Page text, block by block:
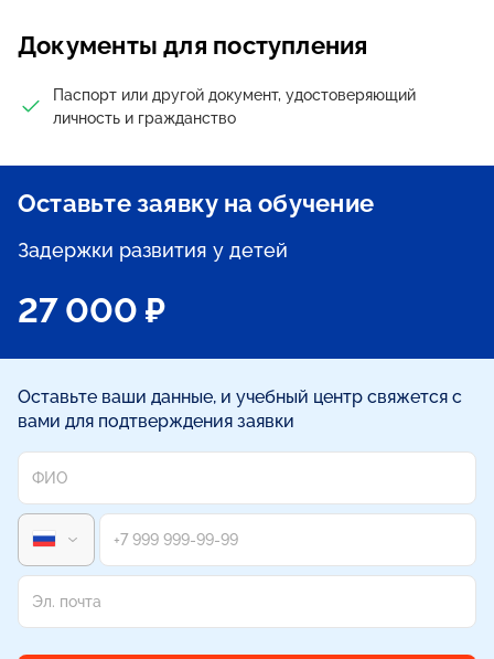
страх неопределенности и чувствовать уверенность в
задержки развития.
Документы для поступления
Паспорт или другой документ, удостоверяющий
личность и гражданство
Оставьте заявку на обучение
Задержки развития у детей
27 000 ₽
Оставьте ваши данные, и учебный центр свяжется с
вами для подтверждения заявки